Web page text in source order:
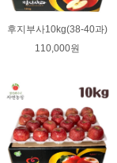
후지부사10kg(38-40과)
110,000원